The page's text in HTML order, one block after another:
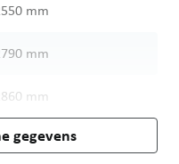
mm
mm
mm
gegevens